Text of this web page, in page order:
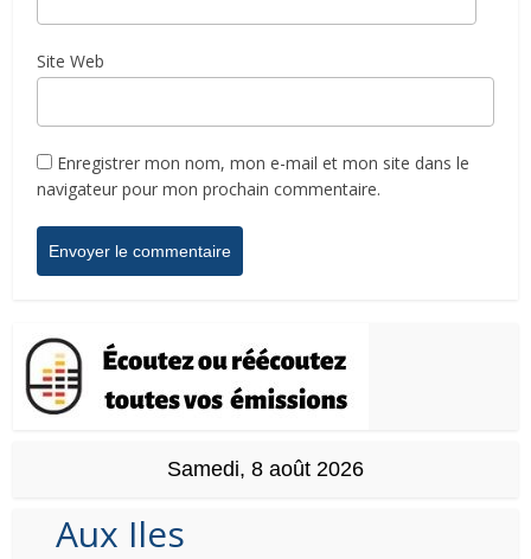
Site Web
Enregistrer mon nom, mon e-mail et mon site dans le
navigateur pour mon prochain commentaire.
Samedi, 8 août 2026
Aux Iles